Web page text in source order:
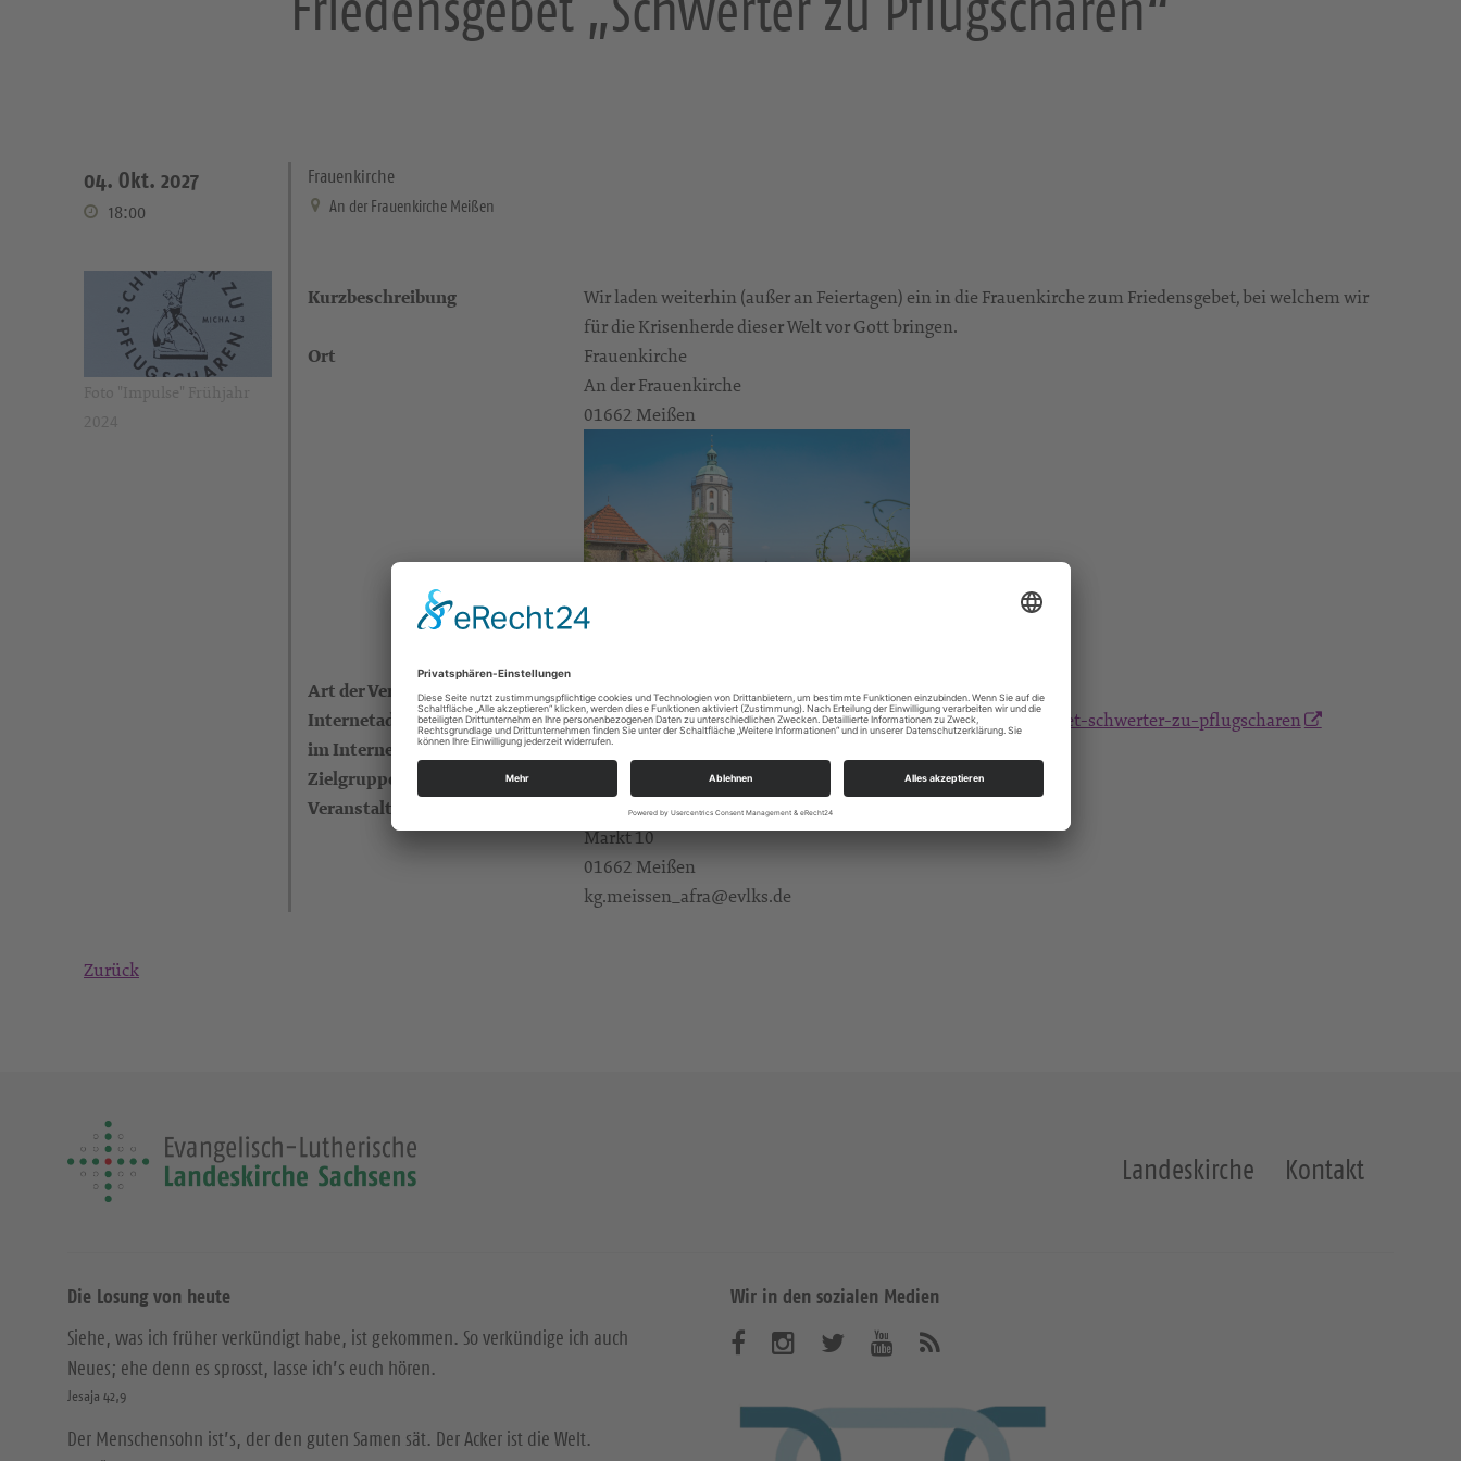
04. Okt. 2027
18:00
Frauenkirche
An der Frauenkirche Meißen
Kurzbeschreibung
Wir laden weiterhin (außer an Feiertagen) ein in die Frauenkirche zum Friedensgebet, bei welchem wir
für die Krisenherde dieser Welt vor Gott bringen.
Ort
Frauenkirche
An der Frauenkirche
01662 Meißen
Art der Veranstaltung Gebete/Andachten/Friedensgebete
Internetadresse (eigene Infos
im Internet)
https://landing.churchdesk.com/de/e/41908400/friedensgebet-schwerter-zu-pflugscharen
Zielgruppe Alle Zielgruppen
Veranstalter KBG Meißen St.Afra
Markt 10
01662 Meißen
kg.meissen_afra@evlks.de
Zurück
Landeskirche Kontakt
Die Losung von heute
Siehe, was ich früher verkündigt habe, ist gekommen. So verkündige ich auch
Neues; ehe denn es sprosst, lasse ich’s euch hören.
Jesaja 42,9
Der Menschensohn ist’s, der den guten Samen sät. Der Acker ist die Welt.
Wir in den sozialen Medien
B
s
B
s
B
s
B
s
A
n